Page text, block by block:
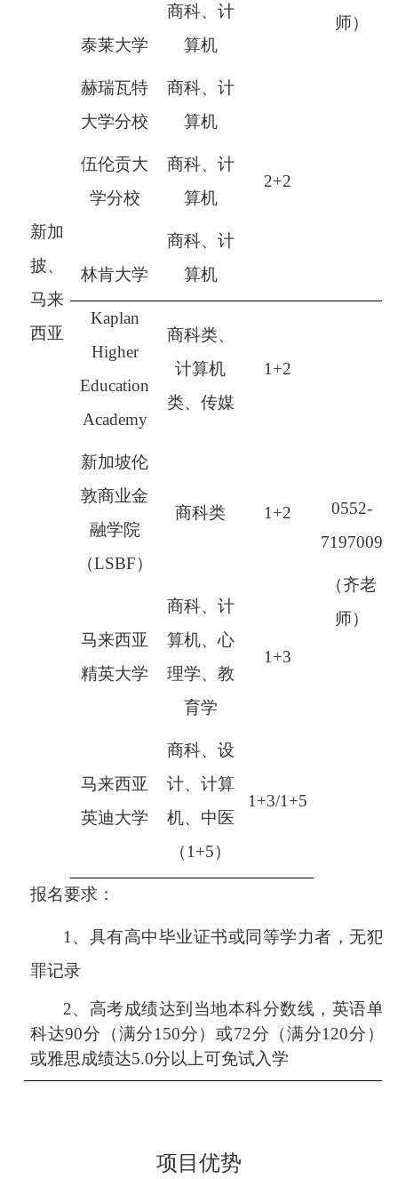
新加
披、
马来
西亚
师）
泰莱大学
商科、计
算机
赫瑞瓦特
大学分校
商科、计
算机
2+2
伍伦贡大
学分校
商科、计
算机
林肯大学
商科、计
算机
Kaplan
Higher
Education
Academy
商科类、
计算机
类、传媒
1+2
0552-
7197009
（齐老
师）
新加坡伦
敦商业金
融学院
（LSBF）
商科类 1+2
马来西亚
精英大学
商科、计
算机、心
理学、教
育学
1+3
马来西亚
英迪大学
商科、设
计、计算
机、中医
（1+5）
1+3/1+5
报名要求：
1、具有高中毕业证书或同等学力者，无犯
罪记录
2、高考成绩达到当地本科分数线，英语单
科达90分（满分150分）或72分（满分120分）
或雅思成绩达5.0分以上可免试入学
项目优势